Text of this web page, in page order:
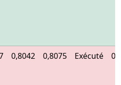
0,8042 0,8075 Exécuté